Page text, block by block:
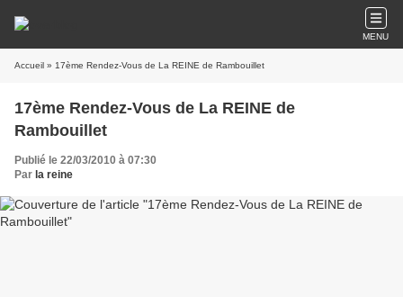
MENU
Accueil » 17ème Rendez-Vous de La REINE de Rambouillet
17ème Rendez-Vous de La REINE de
Rambouillet
Publié le 22/03/2010 à 07:30
Par la reine